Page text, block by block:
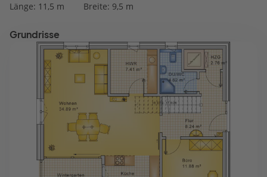
Länge: 11,5 m Breite: 9,5 m
Grundrisse